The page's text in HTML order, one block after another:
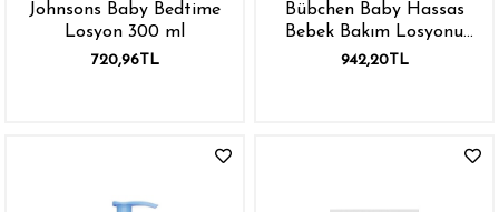
Johnsons Baby Bedtime
Losyon 300 ml
720,96TL
Bübchen Baby Hassas
Bebek Bakım Losyonu
400 ml
942,20TL